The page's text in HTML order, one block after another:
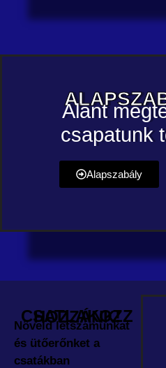
Alant
csapatunk
Alapszabály
CSATLAKOZZ HOZZÁNK!
Növeld létszámunkat
és ütőerőnket a
csatákban